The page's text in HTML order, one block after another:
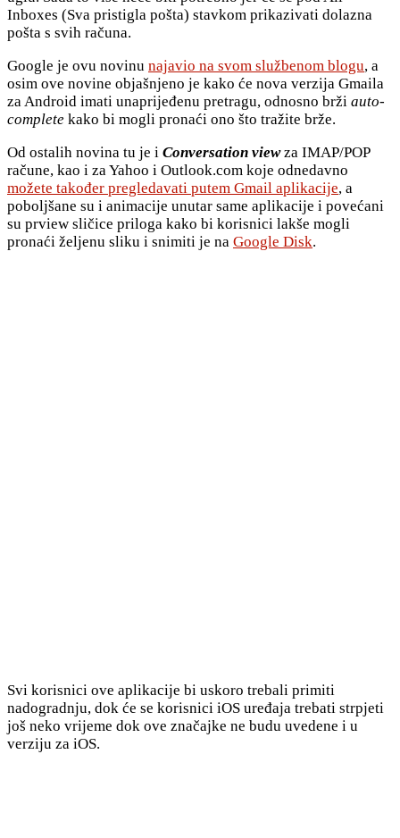
Inboxes (Sva pristigla pošta) stavkom prikazivati dolazna
pošta s svih računa.
Google je ovu novinu najavio na svom službenom blogu, a
osim ove novine objašnjeno je kako će nova verzija Gmaila
za Android imati unaprijeđenu pretragu, odnosno brži auto-
complete kako bi mogli pronaći ono što tražite brže.
Od ostalih novina tu je i Conversation view za IMAP/POP
račune, kao i za Yahoo i Outlook.com koje odnedavno
možete također pregledavati putem Gmail aplikacije, a
poboljšane su i animacije unutar same aplikacije i povećani
su prview sličice priloga kako bi korisnici lakše mogli
pronaći željenu sliku i snimiti je na Google Disk.
Svi korisnici ove aplikacije bi uskoro trebali primiti
nadogradnju, dok će se korisnici iOS uređaja trebati strpjeti
još neko vrijeme dok ove značajke ne budu uvedene i u
verziju za iOS.